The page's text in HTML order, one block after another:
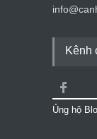
Kênh
Ủng hộ